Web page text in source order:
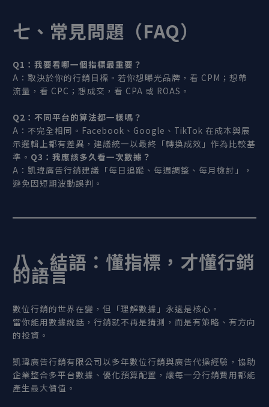
七、常見問題（FAQ）
Q1 ：我要看哪一個指標最重要？
A：取決於你的行銷目標。若你想曝光品牌，看 CPM；想帶
流量，看 CPC；想成交，看 CPA 或 ROAS。
Q2 ：不同平台的算法都一樣嗎？
A：不完全相同。Facebook、Google、TikTok 在成本與展
示邏輯上都有差異，建議統一以最終「轉換成效」作為比較基
準。 Q3：我應該多久看一次數據？
A：凱瑋廣告行銷建議「每日追蹤、每週調整、每月檢討」，
避免因短期波動誤判。
八、結語：懂指標，才懂行銷
的語言
數位行銷的世界在變，但「理解數據」永遠是核心。
當你能用數據說話，行銷就不再是猜測，而是有策略、有方向
的投資。
凱瑋廣告行銷有限公司以多年數位行銷與廣告代操經驗，協助
企業整合多平台數據、優化預算配置，讓每一分行銷費用都能
產生最大價值。